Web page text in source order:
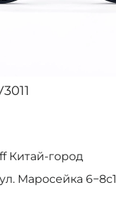
Китай-город
Маросейка 6−8с1